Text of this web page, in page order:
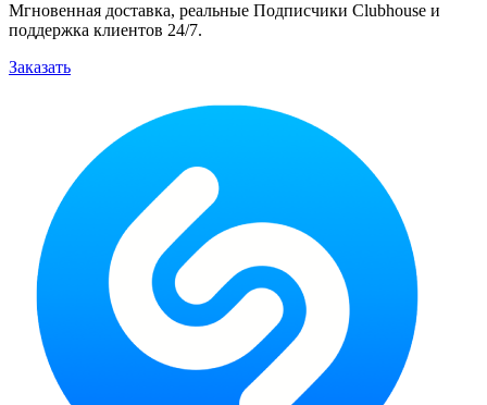
Мгновенная доставка, реальные Подписчики Clubhouse и
поддержка клиентов 24/7.
Заказать